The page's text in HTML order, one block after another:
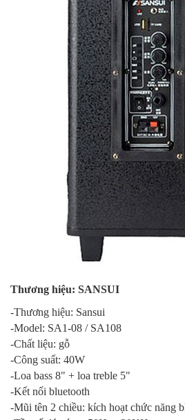
Thương hiệu: SANSUI
-Thương hiệu: Sansui
-Model: SA1-08 / SA108
-Chất liệu: gỗ
-Công suất: 40W
-Loa bass 8" + loa treble 5"
-Kết nối bluetooth
-Mũi tên 2 chiều: kích hoạt chức năng